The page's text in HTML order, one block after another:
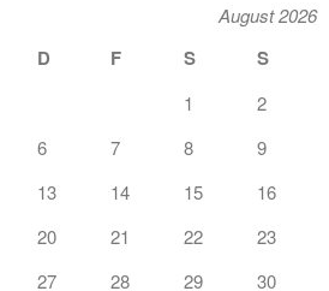
August 2026
D F S S
1
2
6 7 8
9
13 14 15
16
20 21 22
23
27 28 29 30